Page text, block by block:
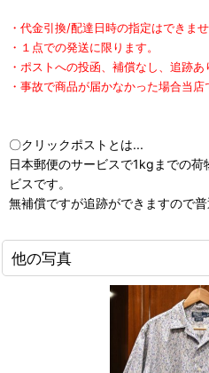
・代金引換/配達日時の指定はできませ
・１点での発送に限ります。
・ポストへの投函、補償なし、追跡あ
・事故で商品が届かなかった場合当店
〇クリックポストとは...
日本郵便のサービスで1kgまでの
ビスです。
無補償ですが追跡ができますので普
他の写真